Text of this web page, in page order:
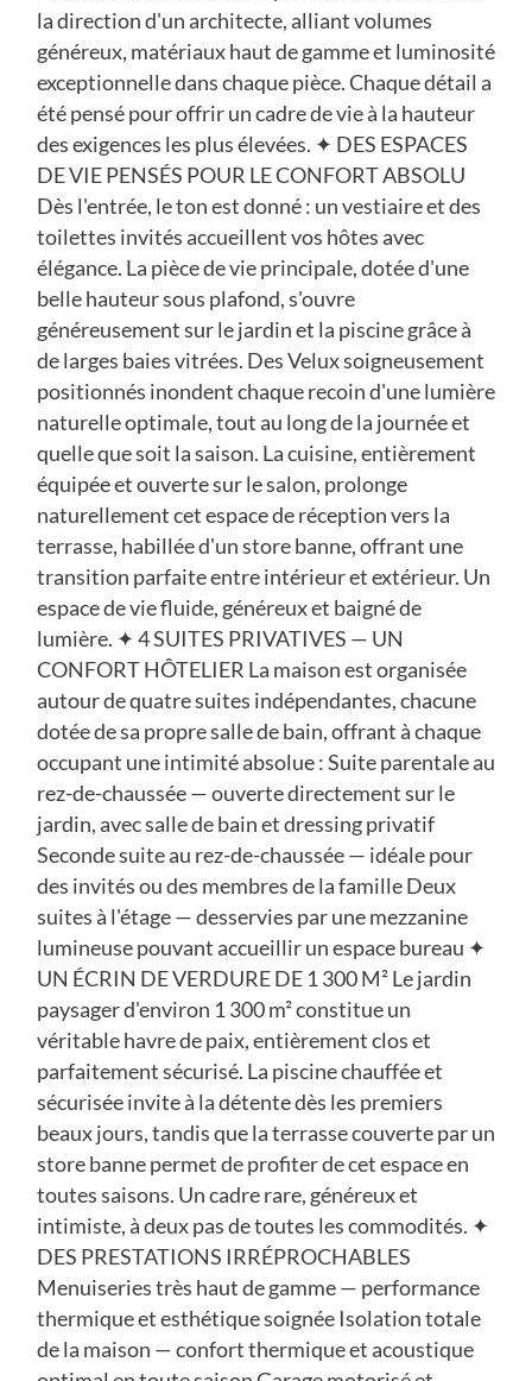
la direction d'un architecte, alliant volumes
généreux, matériaux haut de gamme et luminosité
exceptionnelle dans chaque pièce. Chaque détail a
été pensé pour offrir un cadre de vie à la hauteur
des exigences les plus élevées. ✦ DES ESPACES
DE VIE PENSÉS POUR LE CONFORT ABSOLU
Dès l'entrée, le ton est donné : un vestiaire et des
toilettes invités accueillent vos hôtes avec
élégance. La pièce de vie principale, dotée d'une
belle hauteur sous plafond, s'ouvre
généreusement sur le jardin et la piscine grâce à
de larges baies vitrées. Des Velux soigneusement
positionnés inondent chaque recoin d'une lumière
naturelle optimale, tout au long de la journée et
quelle que soit la saison. La cuisine, entièrement
équipée et ouverte sur le salon, prolonge
naturellement cet espace de réception vers la
terrasse, habillée d'un store banne, offrant une
transition parfaite entre intérieur et extérieur. Un
espace de vie fluide, généreux et baigné de
lumière. ✦ 4 SUITES PRIVATIVES — UN
CONFORT HÔTELIER La maison est organisée
autour de quatre suites indépendantes, chacune
dotée de sa propre salle de bain, offrant à chaque
occupant une intimité absolue : Suite parentale au
rez-de-chaussée — ouverte directement sur le
jardin, avec salle de bain et dressing privatif
Seconde suite au rez-de-chaussée — idéale pour
des invités ou des membres de la famille Deux
suites à l'étage — desservies par une mezzanine
lumineuse pouvant accueillir un espace bureau ✦
UN ÉCRIN DE VERDURE DE 1 300 M² Le jardin
paysager d'environ 1 300 m² constitue un
véritable havre de paix, entièrement clos et
parfaitement sécurisé. La piscine chauffée et
sécurisée invite à la détente dès les premiers
beaux jours, tandis que la terrasse couverte par un
store banne permet de profiter de cet espace en
toutes saisons. Un cadre rare, généreux et
intimiste, à deux pas de toutes les commodités. ✦
DES PRESTATIONS IRRÉPROCHABLES
Menuiseries très haut de gamme — performance
thermique et esthétique soignée Isolation totale
de la maison — confort thermique et acoustique